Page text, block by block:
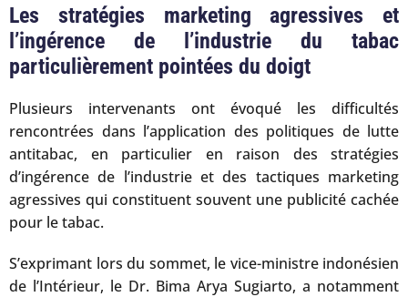
Les stratégies marketing agressives et
l’ingérence de l’industrie du tabac
particulièrement pointées du doigt
Plusieurs intervenants ont évoqué les difficultés
rencontrées dans l’application des politiques de lutte
antitabac, en particulier en raison des stratégies
d’ingérence de l’industrie et des tactiques marketing
agressives qui constituent souvent une publicité cachée
pour le tabac.
S’exprimant lors du sommet, le vice-ministre indonésien
de l’Intérieur, le Dr. Bima Arya Sugiarto, a notamment